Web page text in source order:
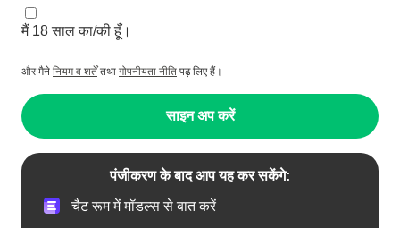
मैं 18 साल का/की हूँ।
और मैने नियम व शर्तेंतथा गोपनीयता नीति पढ़ लिए हैं।
साइन अप करें
पंजीकरण के बाद आप यह कर सकेंगे:
चैट रूम में मॉडल्स से बात करें